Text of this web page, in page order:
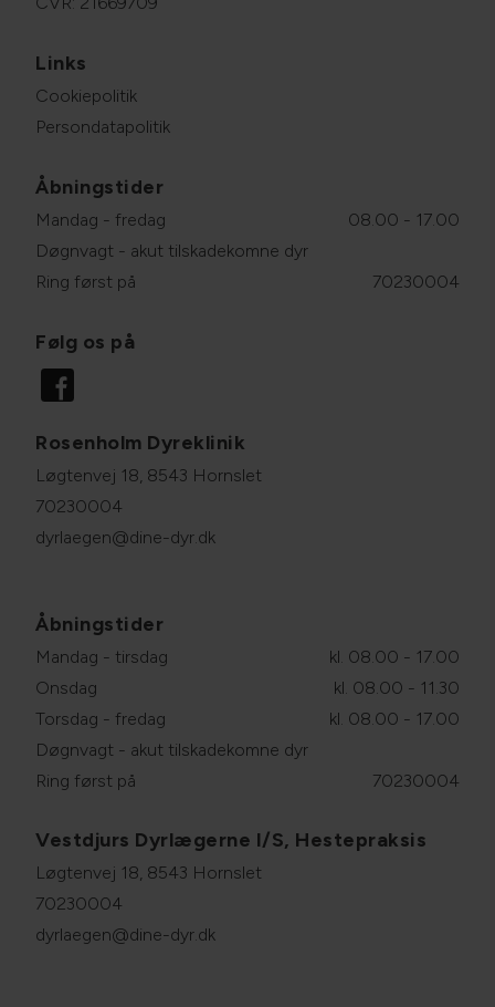
Links
Cookiepolitik
Persondatapolitik
Åbningstider
Mandag - fredag
08.00 - 17.00
Døgnvagt - akut tilskadekomne dyr
Ring først på
70230004
Følg os på
Rosenholm Dyreklinik
Løgtenvej 18, 8543 Hornslet
70230004
dyrlaegen@dine-dyr.dk
Åbningstider
Mandag - tirsdag
kl. 08.00 - 17.00
Onsdag
kl. 08.00 - 11.30
Torsdag - fredag
kl. 08.00 - 17.00
Døgnvagt - akut tilskadekomne dyr
Ring først på
70230004
Vestdjurs Dyrlægerne I/S, Hestepraksis
Løgtenvej 18, 8543 Hornslet
70230004
dyrlaegen@dine-dyr.dk